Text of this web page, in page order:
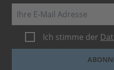
Ich stimme der